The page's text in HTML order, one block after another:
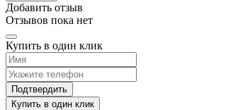
Добавить отзыв
Отзывов пока нет
Купить в один клик
Подтвердить
Купить в один клик